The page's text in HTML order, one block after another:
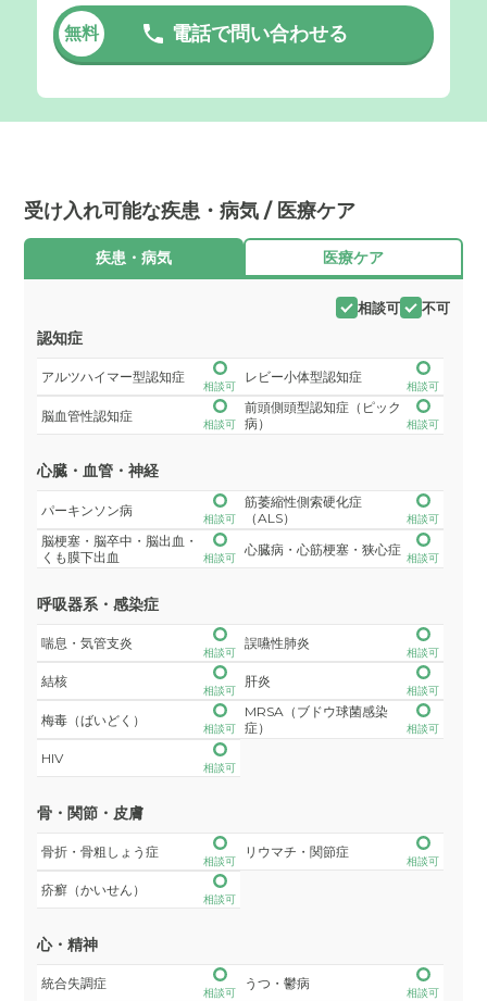
無料 電話で問い合わせる
受け入れ可能な疾患・病気 / 医療ケア
疾患・病気 医療ケア
相談可 不可
認知症
アルツハイマー型認知症
相談可
レビー小体型認知症
相談可
脳血管性認知症
相談可
前頭側頭型認知症（ピック
病）
相談可
心臓・血管・神経
パーキンソン病
相談可
筋萎縮性側索硬化症
（ALS）
相談可
脳梗塞・脳卒中・脳出血・
くも膜下出血
相談可
心臓病・心筋梗塞・狭心症
相談可
呼吸器系・感染症
喘息・気管支炎
相談可
誤嚥性肺炎
相談可
結核
相談可
肝炎
相談可
梅毒（ばいどく）
相談可
MRSA（ブドウ球菌感染
症）
相談可
HIV
相談可
骨・関節・皮膚
骨折・骨粗しょう症
相談可
リウマチ・関節症
相談可
疥癬（かいせん）
相談可
心・精神
統合失調症
相談可
うつ・鬱病
相談可